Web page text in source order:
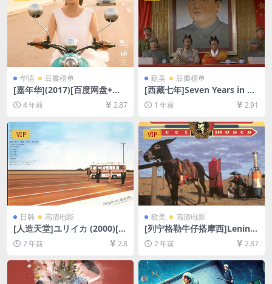
华语 豆瓣榜单
[嘉年华](2017)[百度网盘+迅
雷云盘资源1080P超清未删减]
[MP4/GB][中英字幕]
4 年前 2.87
欧美 豆瓣榜单
[西藏七年]Seven Years in Ti
bet(1997)[百度网盘+夸克网
盘1080P超清未删减资源][网
B][中文字幕][视频文件+防和
谐加密压缩包]
1 年前 2.91
VIP
日韩 高清电影
[人造天堂]ユリイカ (2000)[百
度网盘+夸克网盘1080P超清
未删减资源][网盘在线播放/下
载][MP4/14GB][中文字幕]
2 年前 2.8
VIP
欧美 高清电影
[列宁格勒牛仔搭摩西]Lening
rad Cowboys Meet Moses
(1994)[百度网盘+夸克网盘10
80P超清未删减资源][网盘在
线播放/下载][MP4/6.2GB][中
文字幕]
2 年前 2.87